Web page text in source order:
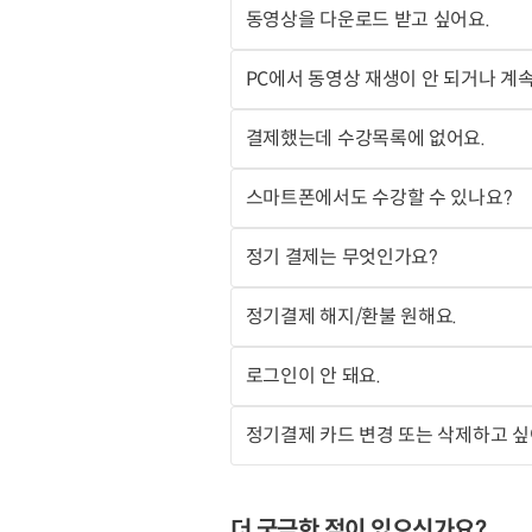
동영상을 다운로드 받고 싶어요.
PC에서 동영상 재생이 안 되거나 계
결제했는데 수강목록에 없어요.
스마트폰에서도 수강할 수 있나요?
정기 결제는 무엇인가요?
정기결제 해지/환불 원해요.
로그인이 안 돼요.
정기결제 카드 변경 또는 삭제하고